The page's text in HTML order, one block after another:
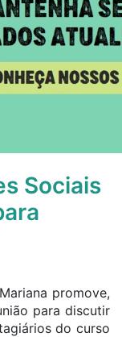
Sociais
promove,
para discutir
do curso